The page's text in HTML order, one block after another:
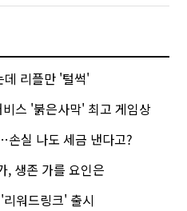
데 리플만 '털썩'
스 '붉은사막' 최고 게임상
실 나도 세금 낸다고?
, 생존 가를 요인은
워드링크' 출시